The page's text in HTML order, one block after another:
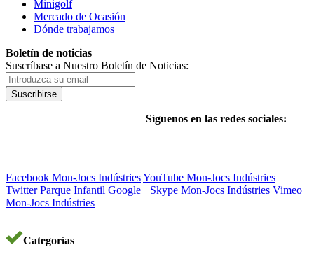
Minigolf
Mercado de Ocasión
Dónde trabajamos
Boletín de noticias
Suscríbase a Nuestro Boletín de Noticias:
Suscribirse
Síguenos en las redes sociales:
Facebook Mon-Jocs IndústriesYouTube Mon-Jocs Indústries
Twitter Parque Infantil Google+ Skype Mon-Jocs Indústries Vimeo
Mon-Jocs Indústries
Categorías